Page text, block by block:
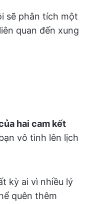
sẽ phân tích một
liên quan đến xung
hai cam kết
vô tình lên lịch
kỳ ai vì nhiều lý
quên thêm